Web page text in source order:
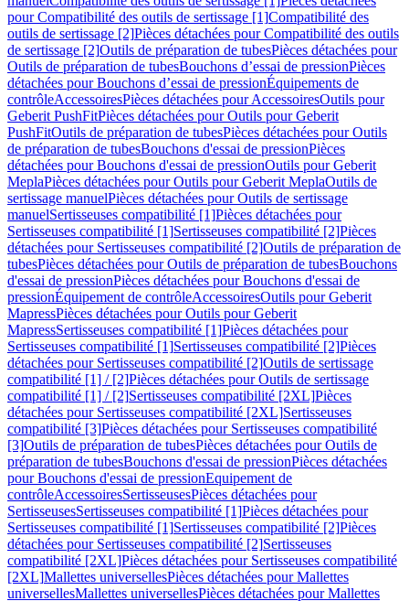
pour Compatibilité des outils de sertissage [1]Compatibilité des
outils de sertissage [2]Pièces détachées pour Compatibilité des outils
de sertissage [2]Outils de préparation de tubesPièces détachées pour
Outils de préparation de tubesBouchons d’essai de pressionPièces
détachées pour Bouchons d’essai de pressionÉquipements de
contrôleAccessoiresPièces détachées pour AccessoiresOutils pour
Geberit PushFitPièces détachées pour Outils pour Geberit
PushFitOutils de préparation de tubesPièces détachées pour Outils
de préparation de tubesBouchons d'essai de pressionPièces
détachées pour Bouchons d'essai de pressionOutils pour Geberit
MeplaPièces détachées pour Outils pour Geberit MeplaOutils de
sertissage manuelPièces détachées pour Outils de sertissage
manuelSertisseuses compatibilité [1]Pièces détachées pour
Sertisseuses compatibilité [1]Sertisseuses compatibilité [2]Pièces
détachées pour Sertisseuses compatibilité [2]Outils de préparation de
tubesPièces détachées pour Outils de préparation de tubesBouchons
d'essai de pressionPièces détachées pour Bouchons d'essai de
pressionÉquipement de contrôleAccessoiresOutils pour Geberit
MapressPièces détachées pour Outils pour Geberit
MapressSertisseuses compatibilité [1]Pièces détachées pour
Sertisseuses compatibilité [1]Sertisseuses compatibilité [2]Pièces
détachées pour Sertisseuses compatibilité [2]Outils de sertissage
compatibilité [1] / [2]Pièces détachées pour Outils de sertissage
compatibilité [1] / [2]Sertisseuses compatibilité [2XL]Pièces
détachées pour Sertisseuses compatibilité [2XL]Sertisseuses
compatibilité [3]Pièces détachées pour Sertisseuses compatibilité
[3]Outils de préparation de tubesPièces détachées pour Outils de
préparation de tubesBouchons d'essai de pressionPièces détachées
pour Bouchons d'essai de pressionEquipement de
contrôleAccessoiresSertisseusesPièces détachées pour
SertisseusesSertisseuses compatibilité [1]Pièces détachées pour
Sertisseuses compatibilité [1]Sertisseuses compatibilité [2]Pièces
détachées pour Sertisseuses compatibilité [2]Sertisseuses
compatibilité [2XL]Pièces détachées pour Sertisseuses compatibilité
[2XL]Mallettes universellesPièces détachées pour Mallettes
universellesMallettes universellesPièces détachées pour Mallettes